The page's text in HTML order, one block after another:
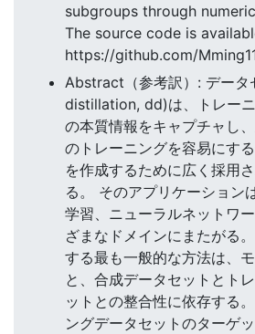
subgroups through
The source code is
https://github.com/
Abstract（参考訳）: デー
distillation, dd)は、トレー
の本質情報をキャプチャし
のトレーニングを容易にす
を作成するために広く採用
る。 そのアプリケーション
学習、ニューラルネットワ
ざまなドメインにまたがる
する最も一般的な方法は、
と、合成データセットとト
ットとの整合性に依存する
ングデータセットのターゲ